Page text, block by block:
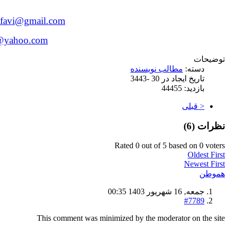
توضیحات
دسته: مطالب نویسنده
تاریخ ایجاد در 30 -3443
بازدید: 44455
< قبلی
نظرات (6
)
Rated 0 out of 5 based on 0 voters
Oldest First
Newest First
هموطن
جمعه, 16 شهریور 1403 00:35
#7789
This comment was minimized by the moderator on the site